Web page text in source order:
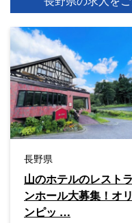
長野県
山のホテルのレストラ
ンホール大募集！オリ
ンピッ …